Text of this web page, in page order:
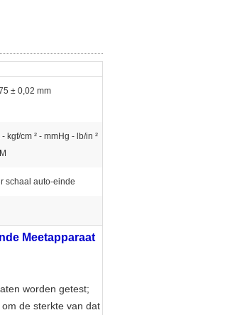
± 0,02 mm
- kgf/cm ² - mmHg - lb/in ²
schaal auto-einde
Meetapparaat
worden getest;
de sterkte van dat